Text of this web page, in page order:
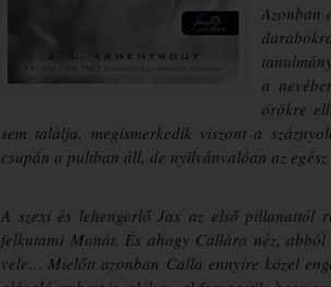
Azonban
a
örökre
sem találja, megismerkedik viszont a
csupán a pultban áll, de nyilvánvalóan az
A szexi és lehengerlő Jax az első pillanattól
felkutatni Monát. És ahogy Callára néz, abból
vele… Mielőtt azonban Calla ennyire közel